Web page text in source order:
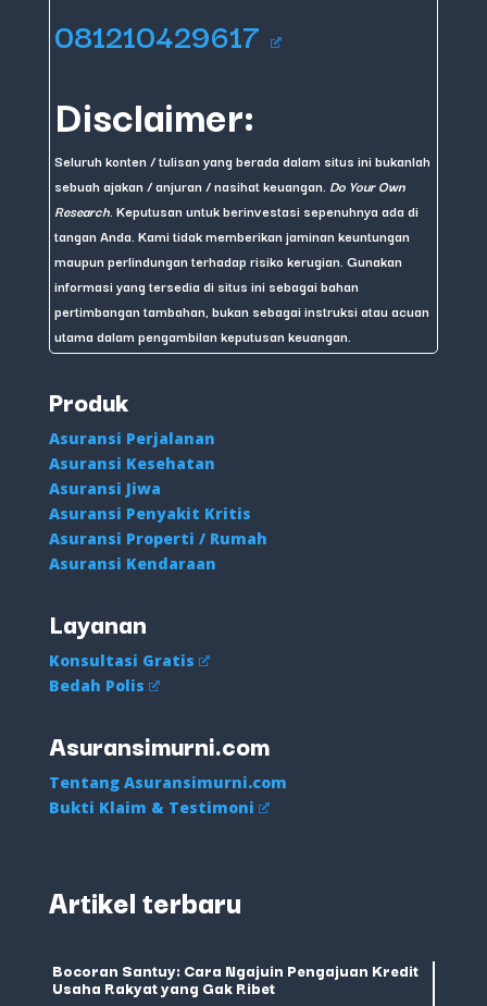
081210429617
Disclaimer:
Seluruh konten / tulisan yang berada dalam situs ini bukanlah
sebuah ajakan / anjuran / nasihat keuangan. Do Your Own
Research . Keputusan untuk berinvestasi sepenuhnya ada di
tangan Anda. Kami tidak memberikan jaminan keuntungan
maupun perlindungan terhadap risiko kerugian. Gunakan
informasi yang tersedia di situs ini sebagai bahan
pertimbangan tambahan, bukan sebagai instruksi atau acuan
utama dalam pengambilan keputusan keuangan.
Produk
Asuransi Perjalanan
Asuransi Kesehatan
Asuransi Jiwa
Asuransi Penyakit Kritis
Asuransi Properti / Rumah
Asuransi Kendaraan
Layanan
Konsultasi Gratis
Bedah Polis
Asuransimurni.com
Tentang Asuransimurni.com
Bukti Klaim & Testimoni
Artikel terbaru
Bocoran Santuy: Cara Ngajuin Pengajuan Kredit
Usaha Rakyat yang Gak Ribet